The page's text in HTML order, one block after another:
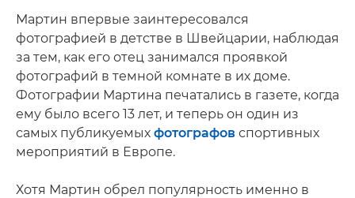
Мартин впервые заинтересовался
фотографией в детстве в Швейцарии, наблюдая
за тем, как его отец занимался проявкой
фотографий в темной комнате в их доме.
Фотографии Мартина печатались в газете, когда
ему было всего 13 лет, и теперь он один из
самых публикуемых фотографов спортивных
мероприятий в Европе.
Хотя Мартин обрел популярность именно в